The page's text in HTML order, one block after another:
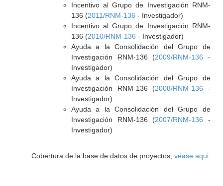
Incentivo al Grupo de Investigación RNM-
136 (2011/RNM-136 - Investigador)
Incentivo al Grupo de Investigación RNM-
136 (2010/RNM-136 - Investigador)
Ayuda a la Consolidación del Grupo de
Investigación RNM-136 (2009/RNM-136 -
Investigador)
Ayuda a la Consolidación del Grupo de
Investigación RNM-136 (2008/RNM-136 -
Investigador)
Ayuda a la Consolidación del Grupo de
Investigación RNM-136 (2007/RNM-136 -
Investigador)
Cobertura de la base de datos de proyectos, véase aqui